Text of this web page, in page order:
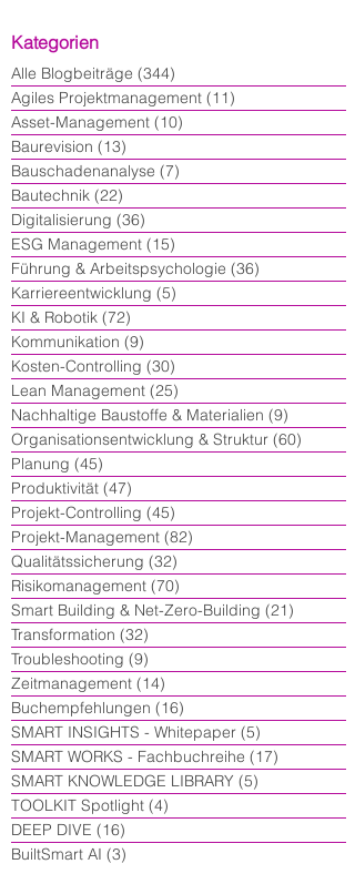
Kategorien
Alle Blogbeiträge (344)
Agiles Projektmanagement (11)
Asset-Management (10)
Baurevision (13)
Bauschadenanalyse (7)
Bautechnik (22)
Digitalisierung (36)
ESG Management (15)
Führung & Arbeitspsychologie (36)
Karriereentwicklung (5)
KI & Robotik (72)
Kommunikation (9)
Kosten-Controlling (30)
Lean Management (25)
Nachhaltige Baustoffe & Materialien (9)
Organisationsentwicklung & Struktur (60)
Planung (45)
Produktivität (47)
Projekt-Controlling (45)
Projekt-Management (82)
Qualitätssicherung (32)
Risikomanagement (70)
Smart Building & Net-Zero-Building (21)
Transformation (32)
Troubleshooting (9)
Zeitmanagement (14)
Buchempfehlungen (16)
SMART INSIGHTS - Whitepaper (5)
SMART WORKS - Fachbuchreihe (17)
SMART KNOWLEDGE LIBRARY (5)
TOOLKIT Spotlight (4)
DEEP DIVE (16)
BuiltSmart AI (3)